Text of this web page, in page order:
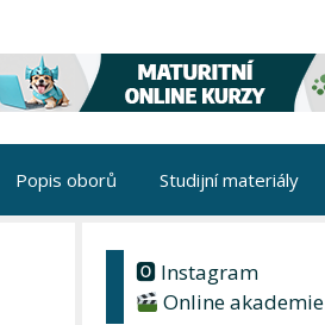
Popis oborů Studijní materiály
🅾 Instagram
Online akademie